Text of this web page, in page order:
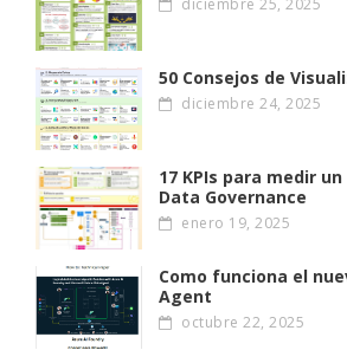
diciembre 25, 2025
50 Consejos de
diciembre 24, 2025
17 KPIs para medir
Data Governance
enero 19, 2025
Como funciona el
Agent
octubre 22, 2025